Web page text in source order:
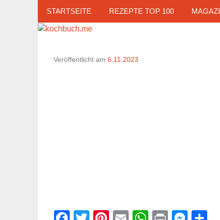
springen
STARTSEITE REZEPTE TOP 100
Veröffentlicht am 6.11.2023